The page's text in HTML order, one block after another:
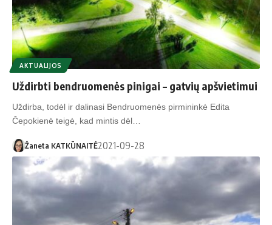
AKTUALIJOS
Uždirbti bendruomenės pinigai – gatvių apšvietimui
Uždirba, todėl ir dalinasi Bendruomenės pirmininkė Edita
Čepokienė teigė, kad mintis dėl…
Žaneta KATKŪNAITĖ2021-09-28